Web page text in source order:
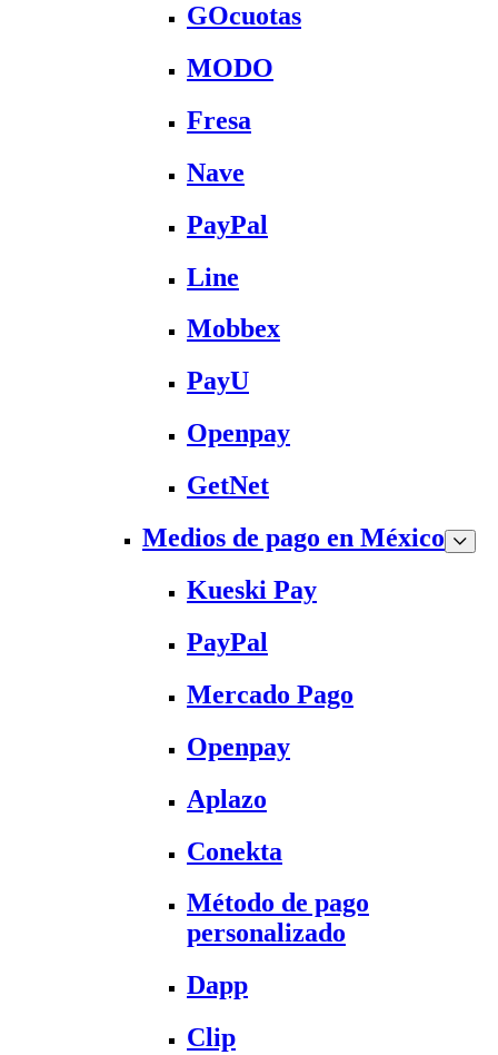
GOcuotas
MODO
Fresa
Nave
PayPal
Line
Mobbex
PayU
Openpay
GetNet
Medios de pago en México
Kueski Pay
PayPal
Mercado Pago
Openpay
Aplazo
Conekta
Método de pago
personalizado
Dapp
Clip